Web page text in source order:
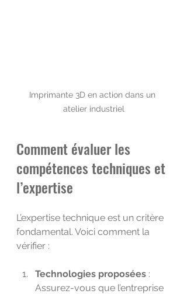
Imprimante 3D en action dans un
atelier industriel
Comment évaluer les
compétences techniques et
l’expertise
L’expertise technique est un critère
fondamental. Voici comment la
vérifier :
Technologies proposées :
Assurez-vous que l’entreprise